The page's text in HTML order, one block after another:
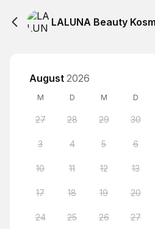
LALUNA Beauty
August 2026
M D M D
27 28 29 30
3 4 5 6
10 11 12 13
17 18 19 20
24 25 26 27